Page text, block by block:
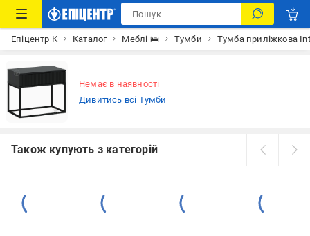
Епіцентр К Каталог Меблі 🛌 Тумби Тумба приліжкова
Немає в наявності
Дивитись всі Тумби
Також купують з категорій